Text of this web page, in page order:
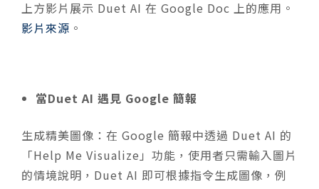
上方影片展示 Duet AI 在 Google Doc 上的應用。
影片來源 。
當Duet AI 遇見 Google 簡報
生成精美圖像：在 Google 簡報中透過 Duet AI 的
「Help Me Visualize」功能，使用者只需輸入圖片
的情境說明，Duet AI 即可根據指令生成圖像，例